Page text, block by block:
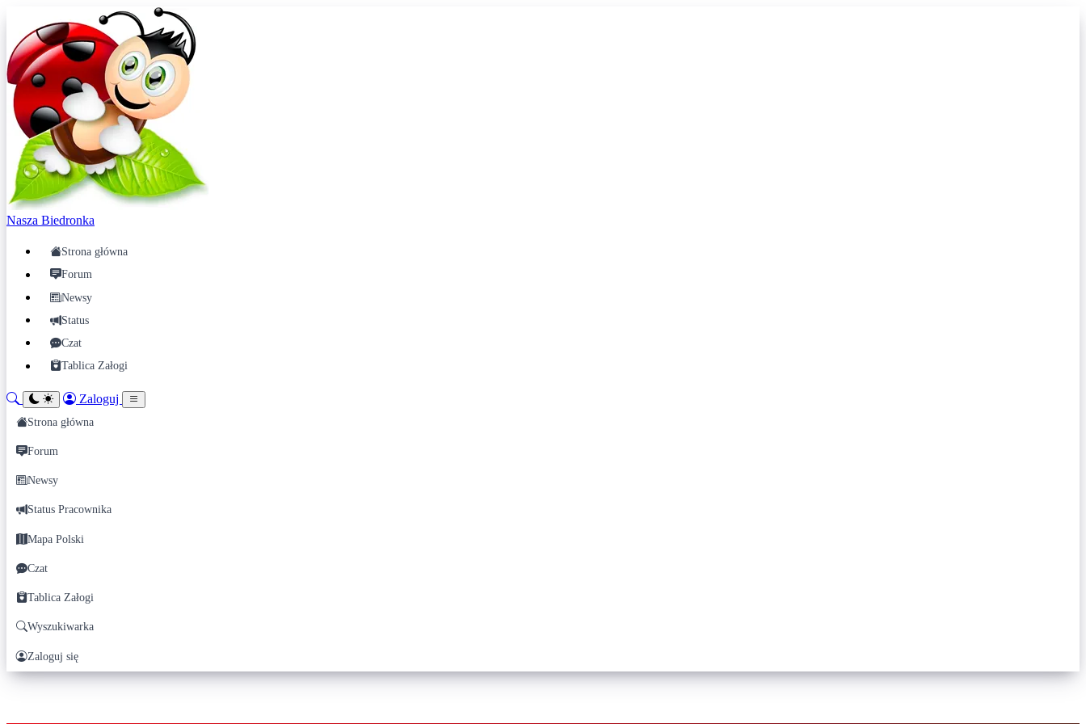
Nasza Biedronka
Strona główna
Forum
Newsy
Status
Czat
Tablica Załogi
Zaloguj
Strona główna
Forum
Newsy
Status Pracownika
Mapa Polski
Czat
Tablica Załogi
Wyszukiwarka
Zaloguj się